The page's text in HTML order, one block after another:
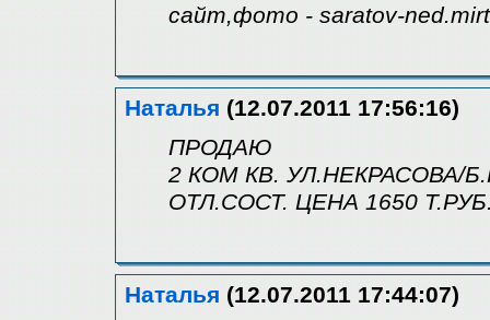
сайт,фото - saratov-
Наталья (12.07.2011 17:56:16)
ПРОДАЮ
2 КОМ КВ. УЛ.НЕКРАСОВА/
ОТЛ.СОСТ. ЦЕНА 1650
Наталья (12.07.2011 17:44:07)